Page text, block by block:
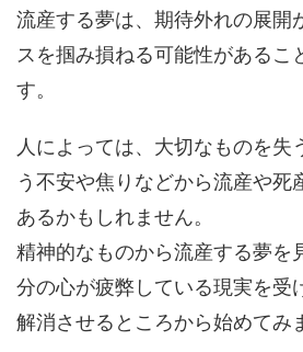
流産する夢は、期待外れの展開
スを掴み損ねる可能性があるこ
す。
人によっては、大切なものを失
う不安や焦りなどから流産や死
あるかもしれません。
精神的なものから流産する夢を
分の心が疲弊している現実を受
解消させるところから始めてみ